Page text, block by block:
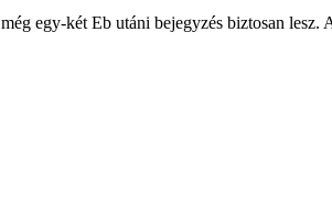
egy-két Eb utáni bejegyzés biztosan lesz.